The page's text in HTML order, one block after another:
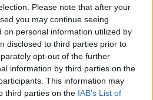
Please note that after your
you may continue seeing
on personal information utilized by
disclosed to third parties prior to
opt-out of the further
information by third parties on the
This information may
third parties on the IAB’s List of
és tápanyagfelvételét.
KÁVÉZACC